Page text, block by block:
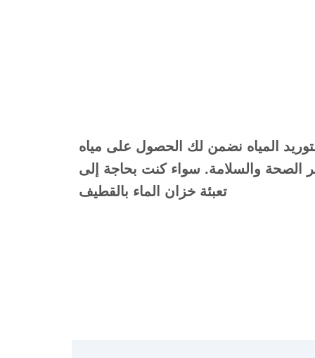
المياه نضمن لك الحصول على مياه
الصحة والسلامة. سواء كنت بحاجة إلى
تعبئة خزان الماء بالقطيف